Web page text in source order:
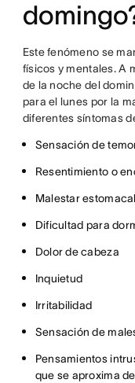
Este fenómeno se
físicos y mentales. A
de la noche del
para el lunes por la
diferentes síntomas
Sensación de
Resentimiento o
Malestar estomacal
Dificultad para
Dolor de cabeza
Inquietud
Irritabilidad
Sensación de
Pensamientos
que se aproxima